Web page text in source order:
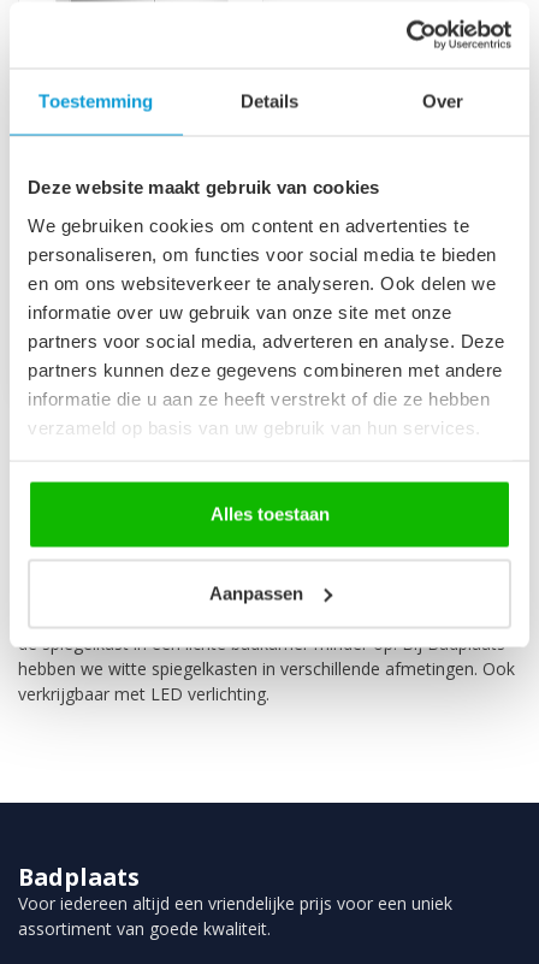
Toestemming Details Over
Deze website maakt gebruik van cookies
We gebruiken cookies om content en advertenties te
personaliseren, om functies voor social media te bieden
en om ons websiteverkeer te analyseren. Ook delen we
informatie over uw gebruik van onze site met onze
partners voor social media, adverteren en analyse. Deze
partners kunnen deze gegevens combineren met andere
informatie die u aan ze heeft verstrekt of die ze hebben
verzameld op basis van uw gebruik van hun services.
Alles toestaan
Aanpassen
Spiegelkast Toledo 80
Spiegelkast met twee
draaideuren. Uitgevoerd
met twee legplanken. 80cm
breed, 20...
€89,95
Op voorraad
Kies je voor een witte spiegelkast, dan creëer je onopvallend
opbergruimte in je badkamer. Zo heb je jouw persoonlijke
spullen altijd bij de hand en blijft de de badkamer zonder moeite
opgeruimd en netjes. De spiegels op de kastdeurtjes laten de
de spiegelkast in een lichte badkamer minder op. Bij Badplaats
hebben we witte spiegelkasten in verschillende afmetingen. Ook
verkrijgbaar met LED verlichting.
Badplaats
Voor iedereen altijd een vriendelijke prijs voor een uniek
assortiment van goede kwaliteit.